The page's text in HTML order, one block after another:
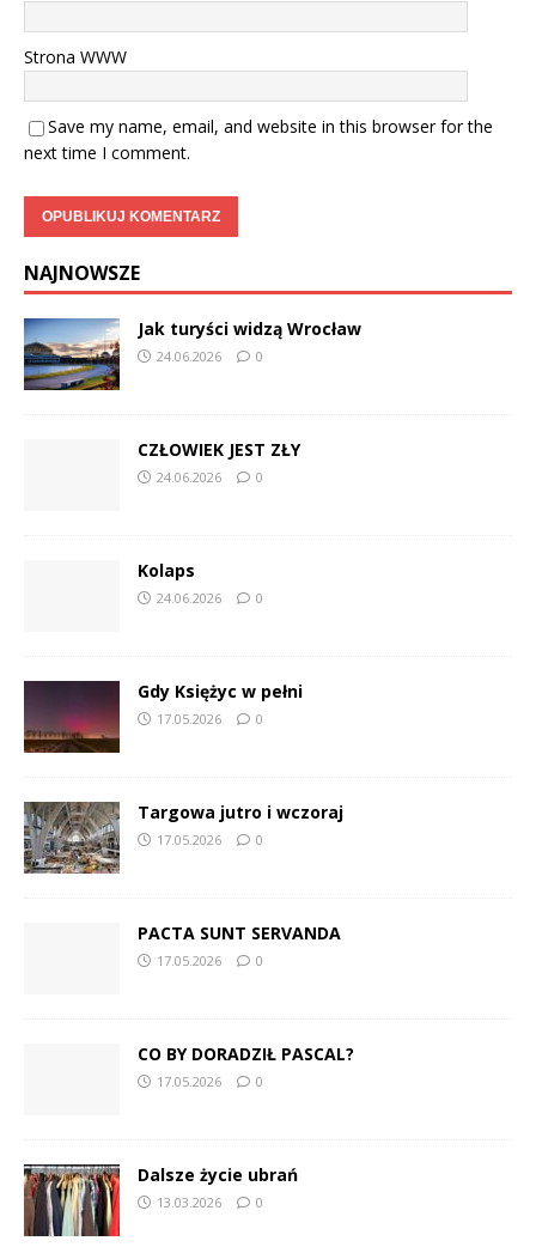
Strona WWW
Save my name, email, and website in this browser for the
next time I comment.
NAJNOWSZE
Jak turyści widzą Wrocław
24.06.2026 0
CZŁOWIEK JEST ZŁY
24.06.2026 0
Kolaps
24.06.2026 0
Gdy Księżyc w pełni
17.05.2026 0
Targowa jutro i wczoraj
17.05.2026 0
PACTA SUNT SERVANDA
17.05.2026 0
CO BY DORADZIŁ PASCAL?
17.05.2026 0
Dalsze życie ubrań
13.03.2026 0